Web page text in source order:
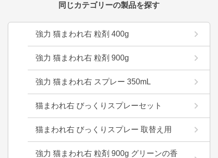
同じカテゴリーの製品を探す
強力 猫まわれ右 粒剤 400g
強力 猫まわれ右 粒剤 900g
強力 猫まわれ右 スプレー 350mL
猫まわれ右 びっくりスプレーセット
猫まわれ右 びっくりスプレー 取替え用
強力 猫まわれ右 粒剤 900g グリーンの香